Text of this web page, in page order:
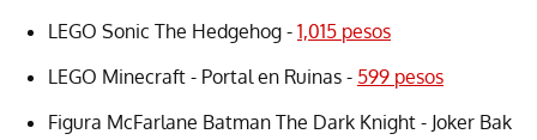
LEGO Sonic The Hedgehog - 1,015 pesos
LEGO Minecraft - Portal en Ruinas - 599 pesos
Figura McFarlane Batman The Dark Knight - Joker Bak